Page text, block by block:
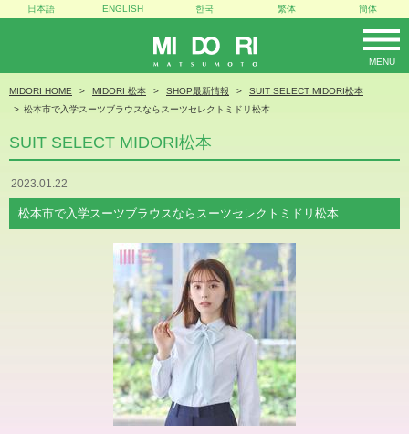
MIDORI
MENU
日本語 ENGLISH 한국 繁体 簡体
MIDORI HOME MIDORI 松本 SHOP最新情報
SUIT SELECT MIDORI松本
松本市で入学スーツブラウスならスーツセレクトミドリ松本
SUIT SELECT MIDORI松本
2023.01.22
松本市で入学スーツブラウスならスーツセレクトミドリ松本